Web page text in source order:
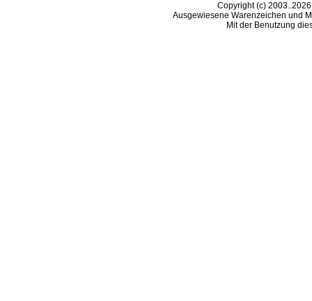
Copyright (c)
Ausgewiesene Warenzeichen und
Mit der Benutzung